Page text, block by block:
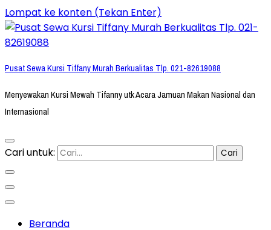
Lompat ke konten (Tekan Enter)
Pusat Sewa Kursi Tiffany Murah Berkualitas Tlp. 021-82619088
Menyewakan Kursi Mewah Tifanny utk Acara Jamuan Makan Nasional dan
Internasional
Cari untuk:
Beranda